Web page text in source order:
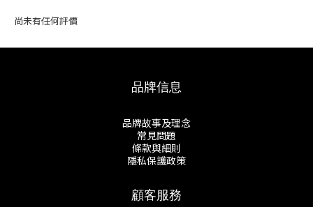
尚未有任何評價
品牌信息
品牌故事及理念
常見問題
條款與細則
隱私保護政策
顧客服務